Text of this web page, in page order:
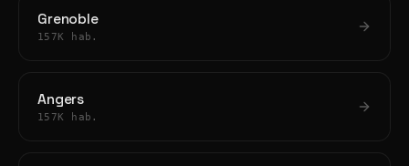
Grenoble
157K hab.
Angers
157K hab.